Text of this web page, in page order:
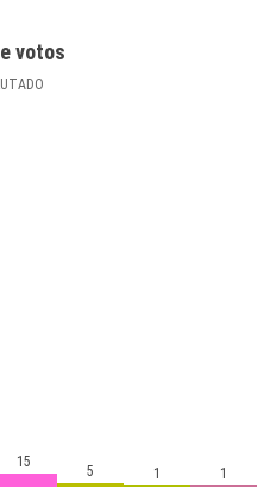
votos
15
5 1 1